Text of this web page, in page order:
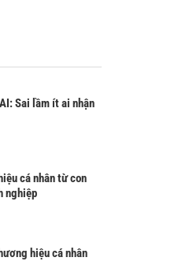
Sai lầm ít ai nhận
cá nhân từ con
nghiệp
hiệu cá nhân